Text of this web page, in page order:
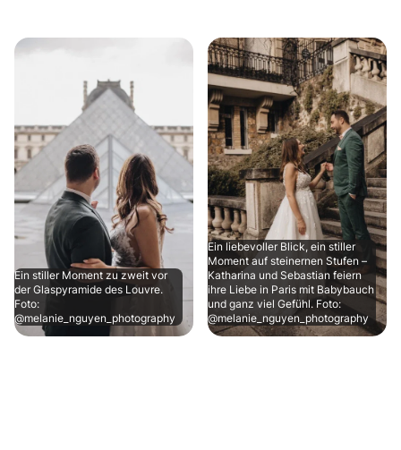
Ein stiller Moment zu zweit vor
der Glaspyramide des Louvre.
Foto:
@melanie_nguyen_photography
Ein liebevoller Blick, ein stiller
Moment auf steinernen Stufen –
Katharina und Sebastian feiern
ihre Liebe in Paris mit Babybauch
und ganz viel Gefühl. Foto:
@melanie_nguyen_photography